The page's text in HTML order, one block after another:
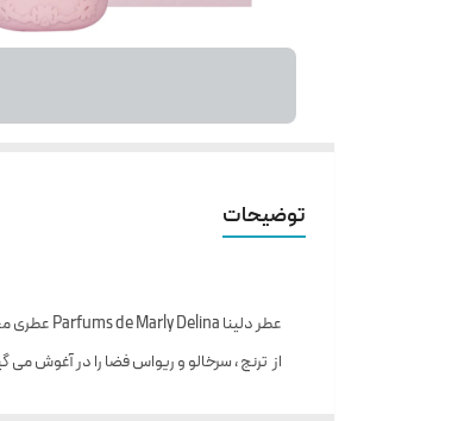
توضیحات
عطر دلینا Parfums de Marly Delina عطری محبوب از برند لوکس Parfums de Marly است ، عطری ملایم و شیرینو دلنواز که در سال 2017 به بازارعطر و ادکلن عرضه شد . با اولین اسپری از
از ترنج ، سرخالو و ریواس فضا را در آغوش می